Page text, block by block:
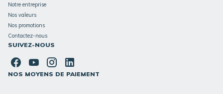
Notre entreprise
Nos valeurs
Nos promotions
Contactez-nous
SUIVEZ-NOUS
NOS MOYENS DE PAIEMENT